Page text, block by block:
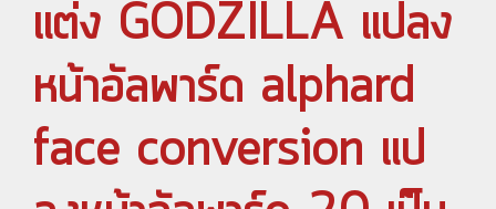
แต่ง GODZILLA แปลง
หน้าอัลพาร์ด alphard
face conversion แป